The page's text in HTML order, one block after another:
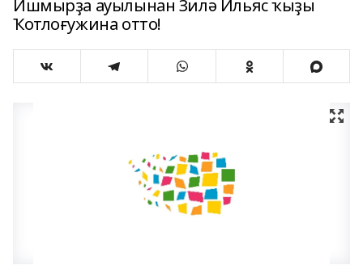
Ишмырҙа ауылынан Зилә Ильяс ҡыҙы
Ҡотлоғужина отто!